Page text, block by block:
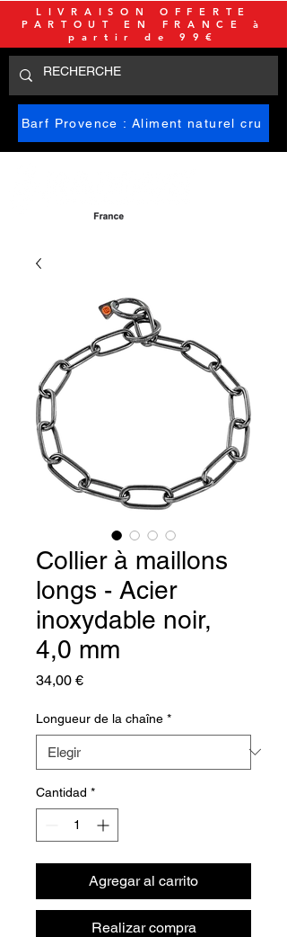
Barf Provence : Aliment naturel cru
LIVRAISON OFFERTE
PARTOUT EN FRANCE à
partir de 99€
Collier à maillons
longs - Acier
inoxydable noir,
4,0 mm
34,00 €Precio
Longueur de la chaîne *
Cantidad *
Agregar al carrito
Realizar compra